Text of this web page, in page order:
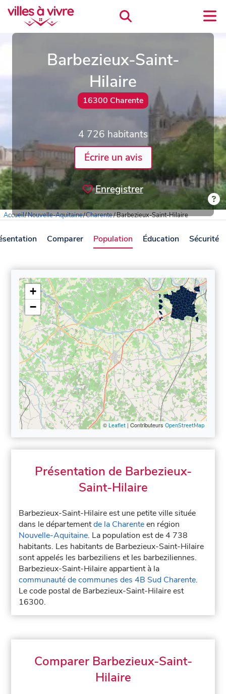
Barbezieux-Saint-
Hilaire
16300 Charente
4 726 habitants
Écrire un avis
Enregistrer
Accueil/Nouvelle-Aquitaine/Charente/Barbezieux-Saint-Hilaire
Comparer Population Éducation Sécurité
+
−
© Leaflet| Contributeurs OpenStreetMap
Présentation de Barbezieux-
Saint-Hilaire
Barbezieux-Saint-Hilaire est une petite ville située
dans le départementde la Charenteen région
Nouvelle-Aquitaine. La population est de 4 738
habitants. Les habitants de Barbezieux-Saint-Hilaire
sont appelés les barbeziliens et les barbeziliennes.
Barbezieux-Saint-Hilaire appartient à la
communauté de communes des 4B Sud Charente.
Le code postal de Barbezieux-Saint-Hilaire est
16300.
Comparer Barbezieux-Saint-
Hilaire